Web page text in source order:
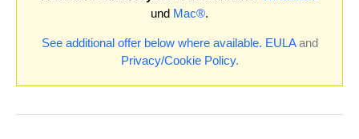
und Mac®.
See additional offer below where available. EULAand
Privacy/Cookie Policy.